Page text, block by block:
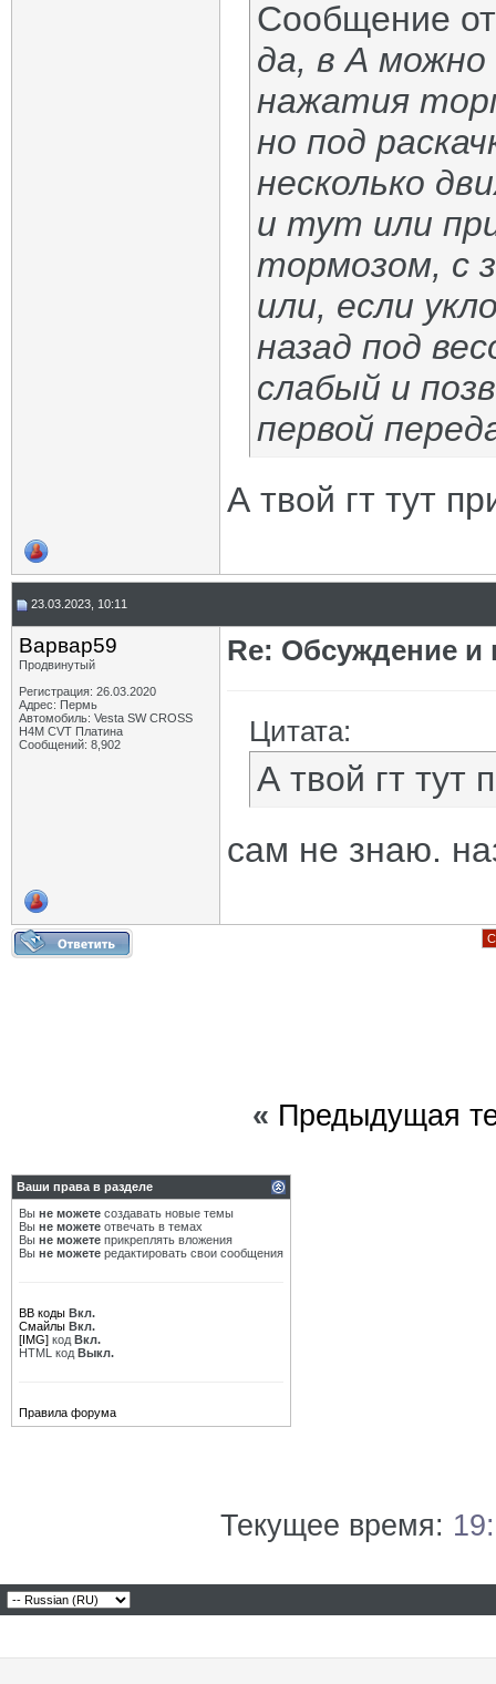
Сообщение
да, в А
нажатия
но под
несколько
и тут или
тормозом, с
или, если
назад под
слабый и
первой
А твой гт тут
23.03.2023, 10:11
Варвар59
Продвинутый
Регистрация: 26.03.2020
Адрес: Пермь
Автомобиль: Vesta SW CROSS
H4M CVT Платина
Сообщений: 8,902
Re: Обсуждение
Цитата:
А твой гт тут
сам не знаю.
« Предыдущая
Ваши права в разделе
Вы не можете создавать новые темы
Вы не можете отвечать в темах
Вы не можете прикреплять вложения
Вы не можете редактировать свои сообщения
BB коды Вкл.
Смайлы Вкл.
[IMG] код Вкл.
HTML код Выкл.
Правила форума
Текущее время: